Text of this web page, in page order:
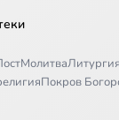
МолитваЛитургия
Покров